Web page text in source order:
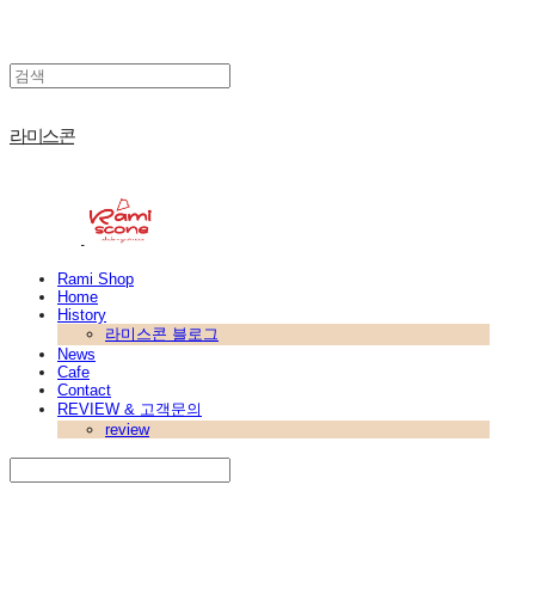
라미스콘
Rami Shop
Home
History
라미스콘 블로그
News
Cafe
Contact
REVIEW & 고객문의
review